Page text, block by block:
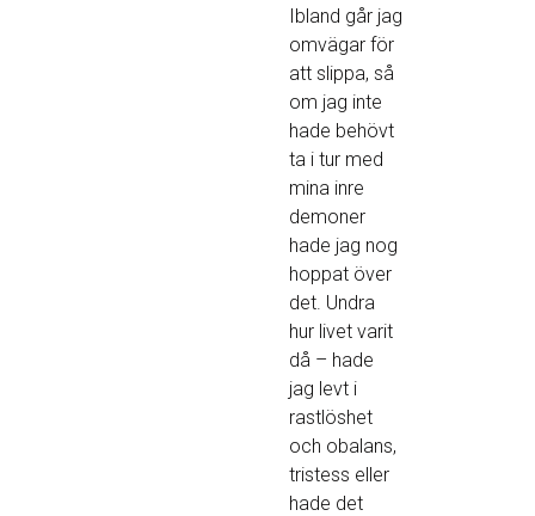
Ibland går jag
omvägar för
att slippa, så
om jag inte
hade behövt
ta i tur med
mina inre
demoner
hade jag nog
hoppat över
det. Undra
hur livet varit
då – hade
jag levt i
rastlöshet
och obalans,
tristess eller
hade det